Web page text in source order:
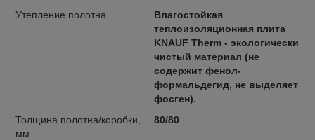
Утепление полотна
Влагостойкая
теплоизоляционная плита
KNAUF Therm - экологически
чистый материал (не
содержит фенол-
формальдегид, не выделяет
фосген).
Толщина полотна/коробки,
мм
80/80